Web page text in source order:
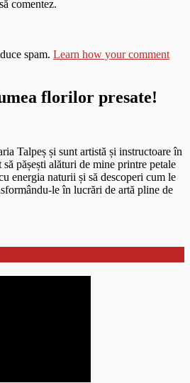
comentez.
spam. Learn how your comment
florilor presate!
Talpeș și sunt artistă și instructoare în
pășești alături de mine printre petale
energia naturii și să descoperi cum le
le în lucrări de artă pline de